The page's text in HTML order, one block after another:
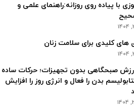
با پیاده روی روزانه:راهنمای علمی و
های کلیدی برای سلامت زنان
صبحگاهی بدون تجهیزات؛ حرکات ساده
بدن را فعال و انرژی روز را افزایش